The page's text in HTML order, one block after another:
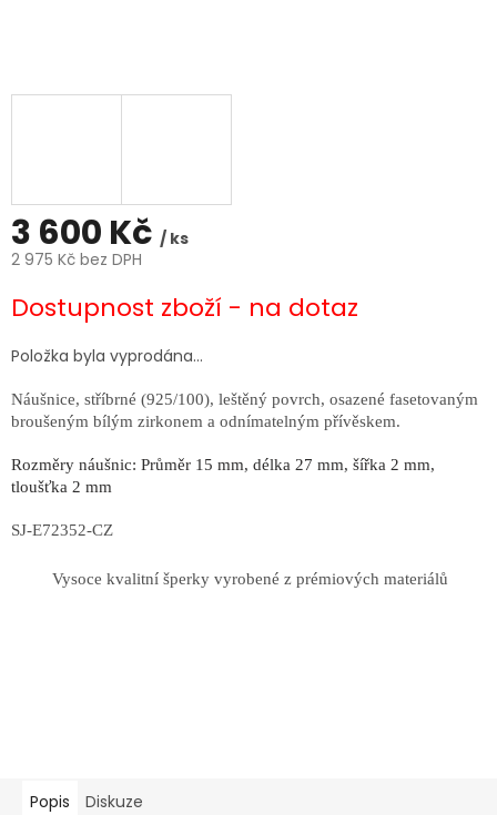
3 600 Kč / ks
2 975 Kč bez DPH
cena:
Dostupnost zboží - na dotaz
Položka byla vyprodána…
Náušnice, stříbrné (925/100), leštěný povrch, osazené fasetovaným
broušeným bílým zirkonem a odnímatelným přívěskem.
Rozměry náušnic: Průměr 15 mm, délka 27 mm, šířka 2 mm,
tloušťka 2 mm
SJ-E72352-CZ
Vysoce kvalitní šperky vyrobené z prémiových materiálů
Popis Diskuze